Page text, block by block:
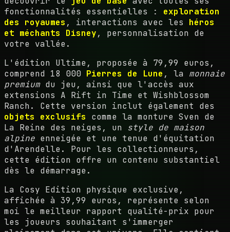
fonctionnalités essentielles : exploration
des royaumes , interactions avec les héros
et méchants Disney, personnalisation de
votre vallée.
L'édition Ultime, proposée à 79,99 euros,
comprend 18 000 Pierres de Lune , la monnaie
premiumdu jeu, ainsi que l'accès aux
extensions A Rift in Time et Wishblossom
Ranch. Cette version inclut également des
objets exclusifs comme la monture Sven de
La Reine des neiges, un style de maison
alpine enneigée et une tenue d'équitation
d'Arendelle. Pour les collectionneurs,
cette édition offre un contenu substantiel
dès le démarrage.
La Cosy Edition physique exclusive,
affichée à 39,99 euros, représente selon
moi le meilleur rapport qualité-prix pour
les joueurs souhaitant s'immerger